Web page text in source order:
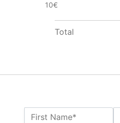
Name:*
First Name*
10€
Total